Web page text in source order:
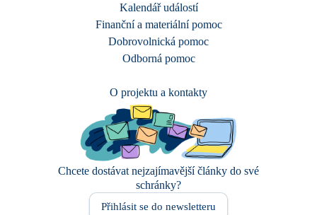
Kalendář událostí
Finanční a materiální pomoc
Dobrovolnická pomoc
Odborná pomoc
O projektu a kontakty
Chcete dostávat nejzajímavější články do své
schránky?
Přihlásit se do newsletteru